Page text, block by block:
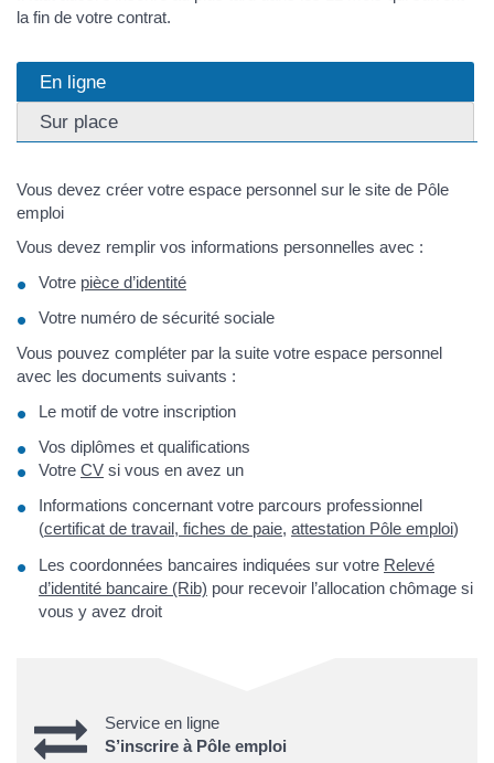
la fin de votre contrat.
En ligne
Sur place
Vous devez créer votre espace personnel sur le site de Pôle
emploi
Vous devez remplir vos informations personnelles avec :
Votre pièce d’identité
Votre numéro de sécurité sociale
Vous pouvez compléter par la suite votre espace personnel
avec les documents suivants :
Le motif de votre inscription
Vos diplômes et qualifications
Votre CV si vous en avez un
Informations concernant votre parcours professionnel
(certificat de travail, fiches de paie, attestation Pôle emploi)
Les coordonnées bancaires indiquées sur votre Relevé
d’identité bancaire (Rib) pour recevoir l’allocation chômage si
vous y avez droit
Service en ligne
S’inscrire à Pôle emploi